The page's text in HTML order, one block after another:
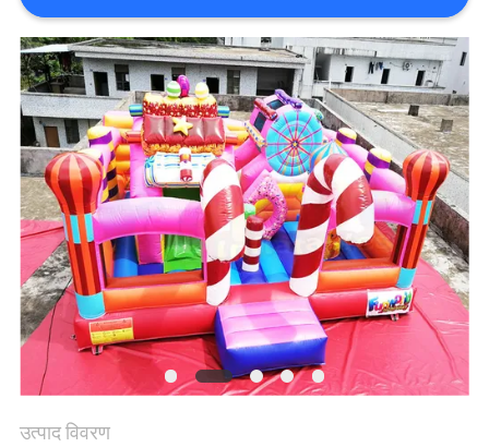
साइटमैप
PRIVACY
POLICY
उत्पाद विवरण